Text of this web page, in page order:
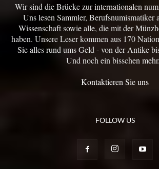
Wir sind die Brücke zur internationalen
Uns lesen Sammler, Berufsnumismatiker
Wissenschaft sowie alle, die mit der
haben. Unsere Leser kommen aus 170
Sie alles rund ums Geld - von der Antike
Und noch ein bisschen
Kontaktieren Sie uns
FOLLOW US